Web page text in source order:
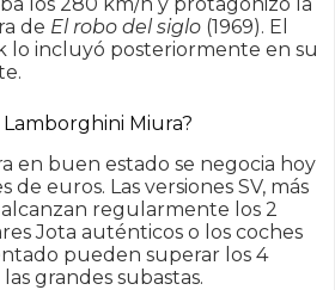
de El robo del siglo (1969). El
lo incluyó posteriormente en su
Miura?
en buen estado se negocia hoy
de euros. Las versiones SV, más
alcanzan regularmente los 2
Jota auténticos o los coches
pueden superar los 4
grandes subastas.